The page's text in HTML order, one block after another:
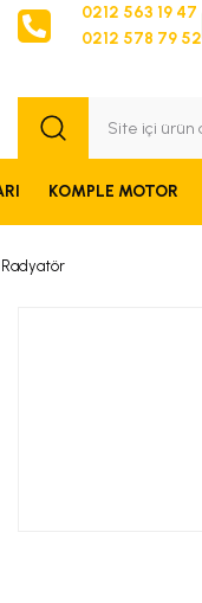
0212 563 19 47
0212 578 79 52
KOMPLE MOTOR